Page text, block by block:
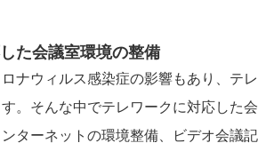
た会議室環境の整備
ナウィルス感染症の影響もあり、テ
。そんな中でテレワークに対応した
ターネットの環境整備、ビデオ会議